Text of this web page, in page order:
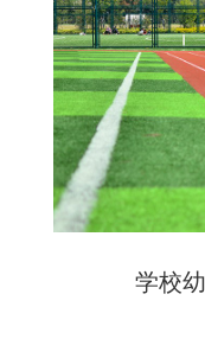
学校